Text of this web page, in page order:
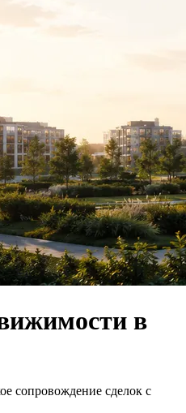
в
сопровождение сделок с